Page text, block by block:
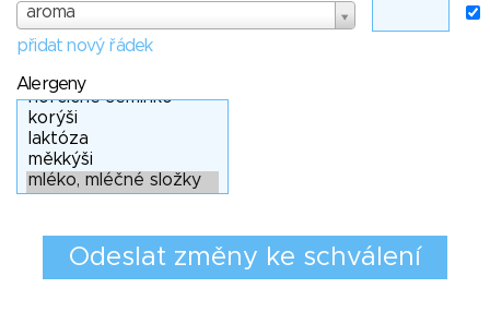
aroma
přidat nový řádek
Alergeny